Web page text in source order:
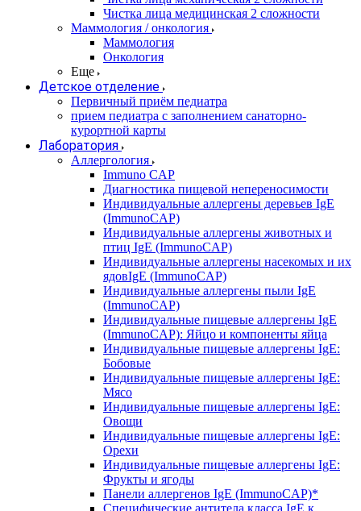
Чистка лица медицинская 2 сложности
Маммология / онкология
Маммология
Онкология
Еще
Детское отделение
Первичный приём педиатра
прием педиатра с заполнением санаторно-
курортной карты
Лаборатория
Аллергология
Immuno CAP
Диагностика пищевой непереносимости
Индивидуальные аллергены деревьев IgE
(ImmunoCAP)
Индивидуальные аллергены животных и
птиц IgE (ImmunoCAP)
Индивидуальные аллергены насекомых и их
ядовIgE (ImmunoCAP)
Индивидуальные аллергены пыли IgE
(ImmunoCAP)
Индивидуальные пищевые аллергены IgE
(ImmunoCAP): Яйцо и компоненты яйца
Индивидуальные пищевые аллергены IgE:
Бобовые
Индивидуальные пищевые аллергены IgE:
Мясо
Индивидуальные пищевые аллергены IgE:
Овощи
Индивидуальные пищевые аллергены IgE:
Орехи
Индивидуальные пищевые аллергены IgE:
Фрукты и ягоды
Панели аллергенов IgE (ImmunoCAP)*
Специфические антитела класса IgE к